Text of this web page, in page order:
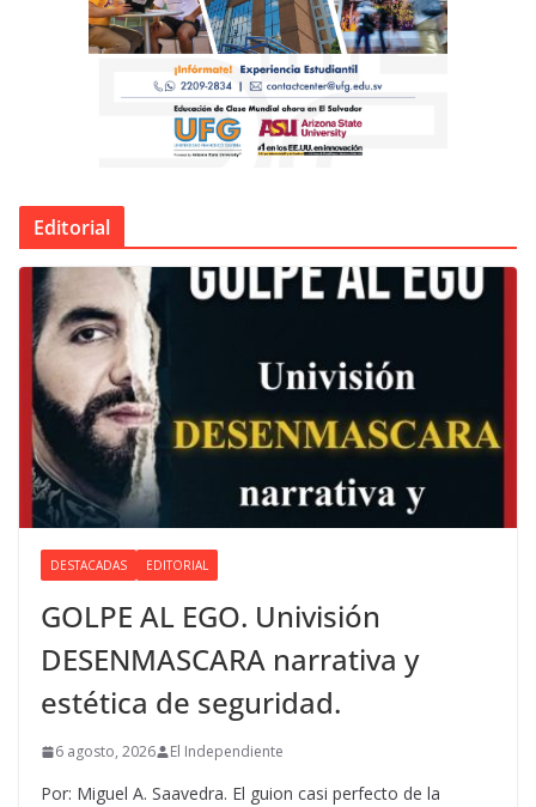
Editorial
DESTACADAS EDITORIAL
GOLPE AL EGO. Univisión
DESENMASCARA narrativa y
estética de seguridad.
6 agosto, 2026 El Independiente
Por: Miguel A. Saavedra. El guion casi perfecto de la